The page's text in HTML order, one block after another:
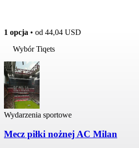
1 opcja • od 44,04 USD
Wybór Tiqets
Wydarzenia sportowe
Mecz piłki nożnej AC Milan